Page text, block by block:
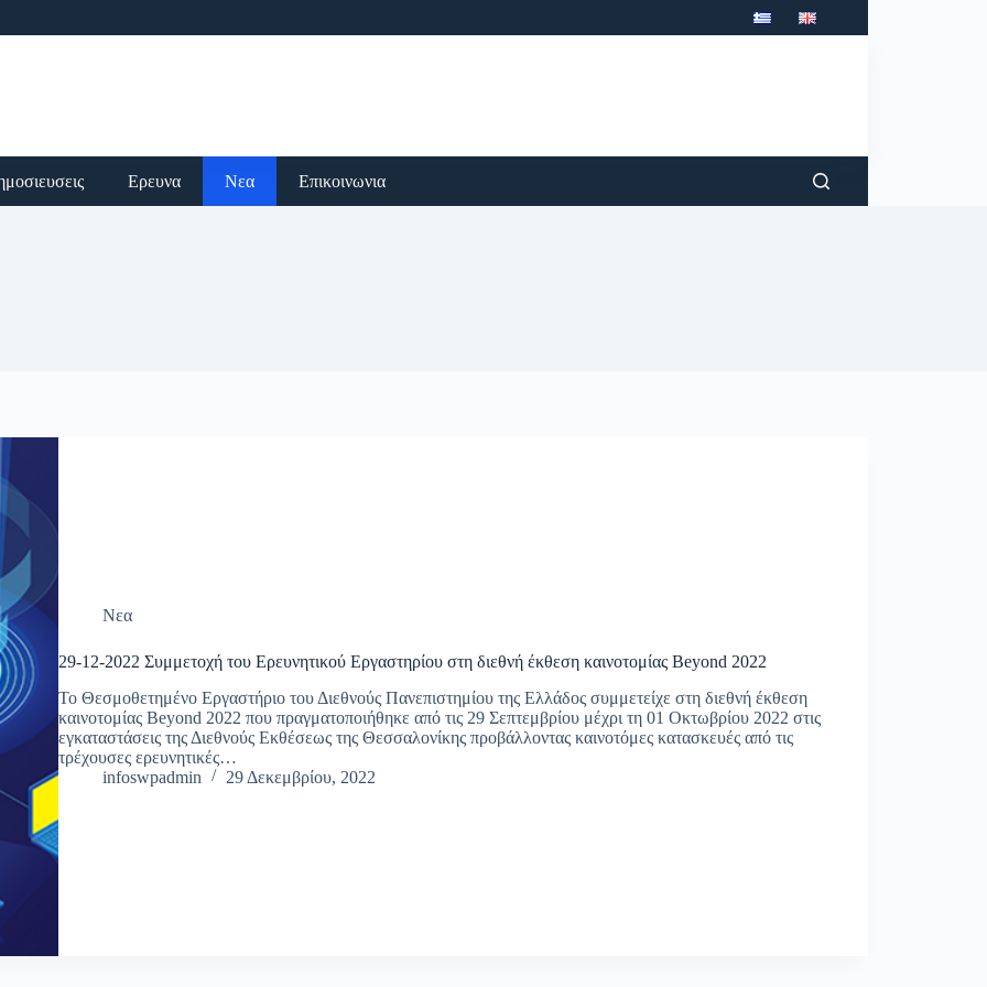
Ερευνα Νεα Επικοινωνια
Νεα
29-12-2022 Συμμετοχή του Ερευνητικού Εργαστηρίου στη διεθνή έκθεση καινοτομίας Beyond 2022
Το Θεσμοθετημένο Εργαστήριο του Διεθνούς Πανεπιστημίου της Ελλάδος συμμετείχε στη διεθνή έκθεση
καινοτομίας Beyond 2022 που πραγματοποιήθηκε από τις 29 Σεπτεμβρίου μέχρι τη 01 Οκτωβρίου 2022 στις
εγκαταστάσεις της Διεθνούς Εκθέσεως της Θεσσαλονίκης προβάλλοντας καινοτόμες κατασκευές από τις
τρέχουσες ερευνητικές…
infoswpadmin
29 Δεκεμβρίου, 2022